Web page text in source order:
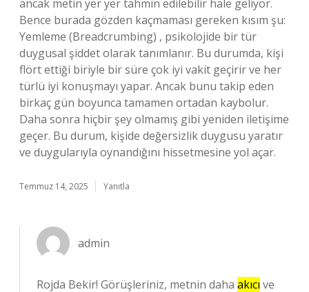
ancak metin yer yer tahmin edilebilir hale geliyor.
Bence burada gözden kaçmaması gereken kısım şu:
Yemleme (Breadcrumbing) , psikolojide bir tür
duygusal şiddet olarak tanımlanır. Bu durumda, kişi
flört ettiği biriyle bir süre çok iyi vakit geçirir ve her
türlü iyi konuşmayı yapar. Ancak bunu takip eden
birkaç gün boyunca tamamen ortadan kaybolur.
Daha sonra hiçbir şey olmamış gibi yeniden iletişime
geçer. Bu durum, kişide değersizlik duygusu yaratır
ve duygularıyla oynandığını hissetmesine yol açar.
Temmuz 14, 2025 Yanıtla
admin
Rojda Bekir! Görüşleriniz, metnin daha akıcı ve